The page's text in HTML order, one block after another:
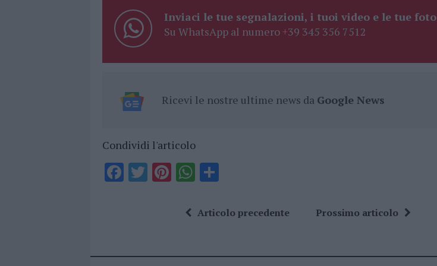
Inviaci le tue segnalazioni, i tuoi video e le tue foto
Su WhatsApp al numero +39 345 356 7512
Ricevi le nostre ultime news da Google News
Condividi l'articolo
F T Pi
te
W
ata
Articolo precedente Prossimo articolo